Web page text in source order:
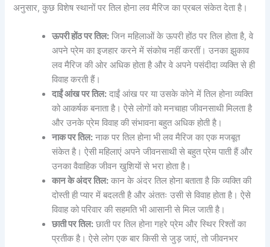
अनुसार, कुछ विशेष स्थानों पर तिल होना लव मैरिज का प्रबल संकेत देता है।
ऊपरी होंठ पर तिल: जिन महिलाओं के ऊपरी होंठ पर तिल होता है, वे
अपने प्रेम का इजहार करने में संकोच नहीं करतीं। उनका झुकाव
लव मैरिज की ओर अधिक होता है और वे अपने पसंदीदा व्यक्ति से ही
विवाह करती हैं।
दाईं आंख पर तिल: दाईं आंख पर या उसके कोने में तिल होना व्यक्ति
को आकर्षक बनाता है। ऐसे लोगों को मनचाहा जीवनसाथी मिलता है
और उनके प्रेम विवाह की संभावना बहुत अधिक होती है।
नाक पर तिल: नाक पर तिल होना भी लव मैरिज का एक मजबूत
संकेत है। ऐसी महिलाएं अपने जीवनसाथी से बहुत प्रेम पाती हैं और
उनका वैवाहिक जीवन खुशियों से भरा होता है।
कान के अंदर तिल: कान के अंदर तिल होना बताता है कि व्यक्ति की
दोस्ती ही प्यार में बदलती है और अंततः उसी से विवाह होता है। ऐसे
विवाह को परिवार की सहमति भी आसानी से मिल जाती है।
छाती पर तिल: छाती पर तिल होना गहरे प्रेम और स्थिर रिश्तों का
प्रतीक है। ऐसे लोग एक बार किसी से जुड़ जाएं, तो जीवनभर